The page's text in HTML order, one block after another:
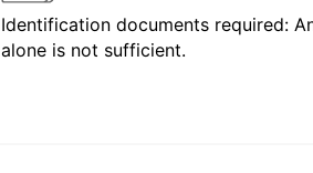
Identification documents required:
alone is not sufficient.